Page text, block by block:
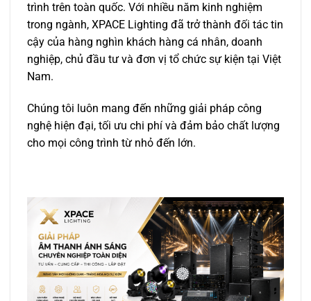
trình trên toàn quốc. Với nhiều năm kinh nghiệm
trong ngành, XPACE Lighting đã trở thành đối tác tin
cậy của hàng nghìn khách hàng cá nhân, doanh
nghiệp, chủ đầu tư và đơn vị tổ chức sự kiện tại Việt
Nam.
Chúng tôi luôn mang đến những giải pháp công
nghệ hiện đại, tối ưu chi phí và đảm bảo chất lượng
cho mọi công trình từ nhỏ đến lớn.